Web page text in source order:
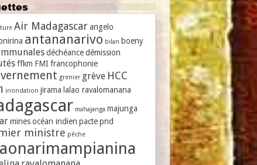
Air Madagascar angelo
antananarivo bilan boeny
déchéance démission
ffkm FMI francophonie
grenier grève HCC
inondation jirama lalao ravalomanana
mahajanga majunga
mines océan indien pacte pnd
ministre pêche